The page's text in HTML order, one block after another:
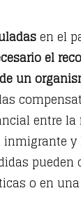
en el
el
un
entre
y
o en